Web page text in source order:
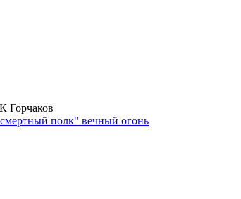
полк" вечный огонь